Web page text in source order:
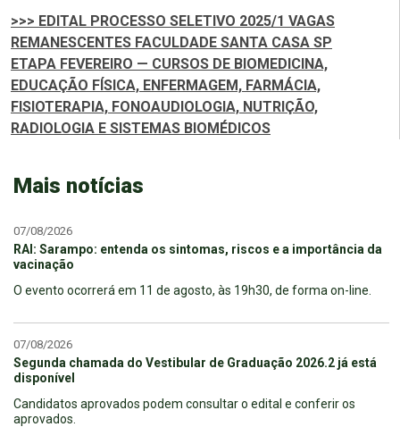
>>> EDITAL PROCESSO SELETIVO 2025/1 VAGAS
REMANESCENTES FACULDADE SANTA CASA SP
ETAPA FEVEREIRO — CURSOS DE BIOMEDICINA,
EDUCAÇÃO FÍSICA, ENFERMAGEM, FARMÁCIA,
FISIOTERAPIA, FONOAUDIOLOGIA, NUTRIÇÃO,
RADIOLOGIA E SISTEMAS BIOMÉDICOS
Mais notícias
07/08/2026
RAI: Sarampo: entenda os sintomas, riscos e a importância da
vacinação
O evento ocorrerá em 11 de agosto, às 19h30, de forma on-line.
07/08/2026
Segunda chamada do Vestibular de Graduação 2026.2 já está
disponível
Candidatos aprovados podem consultar o edital e conferir os
aprovados.